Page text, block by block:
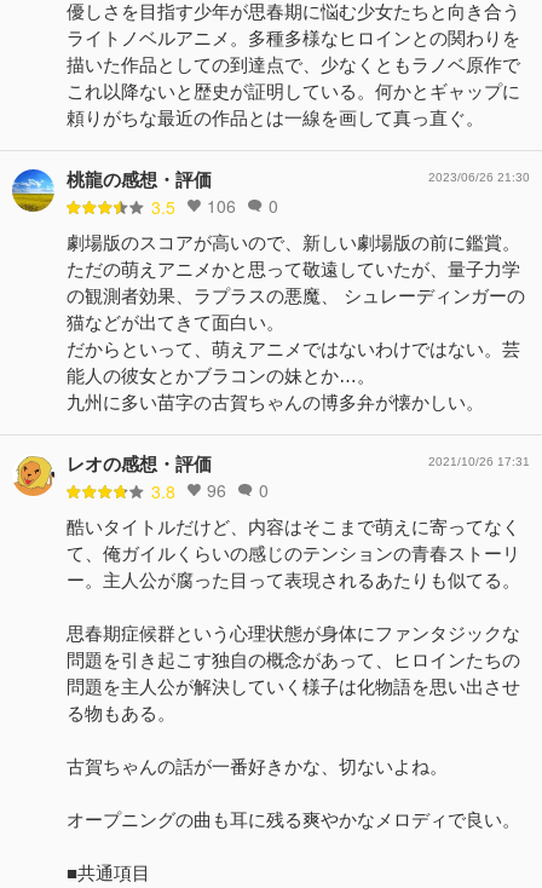
優しさを目指す少年が思春期に悩む少女たちと向き合う
ライトノベルアニメ。多種多様なヒロインとの関わりを
描いた作品としての到達点で、少なくともラノベ原作で
これ以降ないと歴史が証明している。何かとギャップに
頼りがちな最近の作品とは一線を画して真っ直ぐ。
桃龍の感想・評価
3.5 106 0
2023/06/26 21:30
劇場版のスコアが高いので、新しい劇場版の前に鑑賞。
ただの萌えアニメかと思って敬遠していたが、量子力学
の観測者効果、ラプラスの悪魔、 シュレーディンガーの
猫などが出てきて面白い。
だからといって、萌えアニメではないわけではない。芸
能人の彼女とかブラコンの妹とか…。
九州に多い苗字の古賀ちゃんの博多弁が懐かしい。
レオの感想・評価
3.8 96 0
2021/10/26 17:31
酷いタイトルだけど、内容はそこまで萌えに寄ってなく
て、俺ガイルくらいの感じのテンションの青春ストーリ
ー。主人公が腐った目って表現されるあたりも似てる。
思春期症候群という心理状態が身体にファンタジックな
問題を引き起こす独自の概念があって、ヒロインたちの
問題を主人公が解決していく様子は化物語を思い出させ
る物もある。
古賀ちゃんの話が一番好きかな、切ないよね。
オープニングの曲も耳に残る爽やかなメロディで良い。
■共通項目